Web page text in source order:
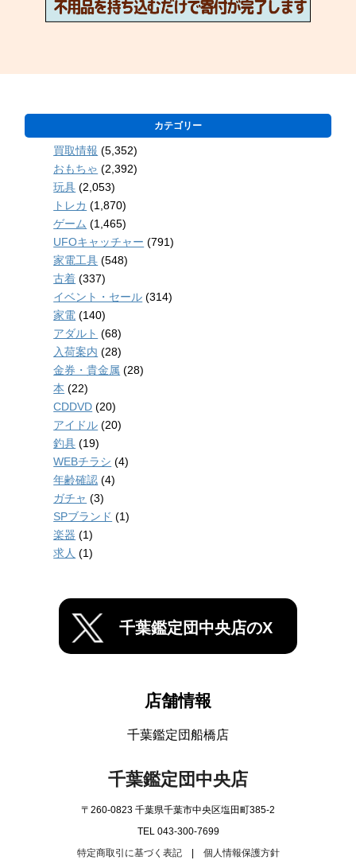
カテゴリー
買取情報 (5,352)
おもちゃ (2,392)
玩具 (2,053)
トレカ (1,870)
ゲーム (1,465)
UFOキャッチャー (791)
家電工具 (548)
古着 (337)
イベント・セール (314)
家電 (140)
アダルト (68)
入荷案内 (28)
金券・貴金属 (28)
本 (22)
CDDVD (20)
アイドル (20)
釣具 (19)
WEBチラシ (4)
年齢確認 (4)
ガチャ (3)
SPブランド (1)
楽器 (1)
求人 (1)
千葉鑑定団中央店のX
店舗情報
千葉鑑定団船橋店
千葉鑑定団中央店
〒260-0823 千葉県千葉市中央区塩田町385-2
TEL 043-300-7699
特定商取引に基づく表記| 個人情報保護方針